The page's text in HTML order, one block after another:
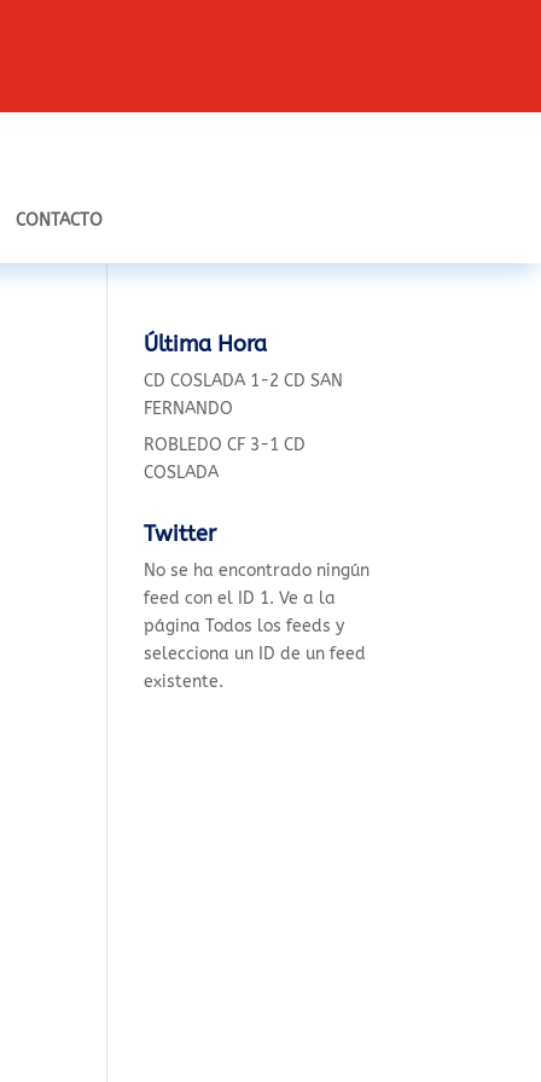
CONTACTO
Última Hora
CD COSLADA 1-2 CD SAN
FERNANDO
ROBLEDO CF 3-1 CD
COSLADA
Twitter
No se ha encontrado ningún
feed con el ID 1. Ve a la
páginaTodos los feeds y
selecciona un ID de un feed
existente.